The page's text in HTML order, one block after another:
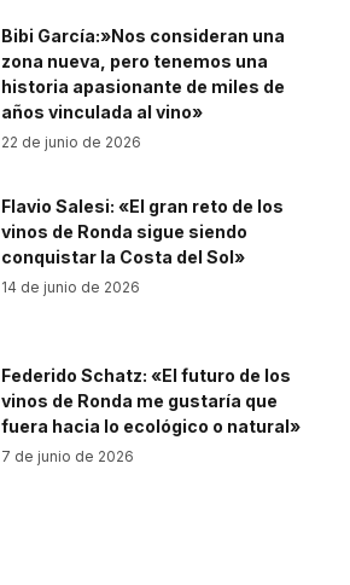
Bibi García:»Nos consideran una
zona nueva, pero tenemos una
historia apasionante de miles de
años vinculada al vino»
22 de junio de 2026
Flavio Salesi: «El gran reto de los
vinos de Ronda sigue siendo
conquistar la Costa del Sol»
14 de junio de 2026
Federido Schatz: «El futuro de los
vinos de Ronda me gustaría que
fuera hacia lo ecológico o natural»
7 de junio de 2026